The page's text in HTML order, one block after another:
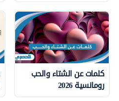
كلمات عن الشتاء والحب
رومانسية 2026